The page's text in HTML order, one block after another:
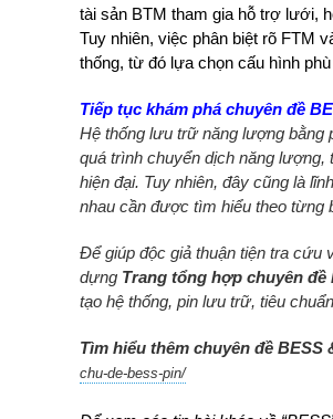
tài sản BTM tham gia hỗ trợ lưới,
Tuy nhiên, việc phân biệt rõ FTM
thống, từ đó lựa chọn cấu hình
Tiếp tục khám phá chuyên đề
Hệ thống lưu trữ năng lượng bằng
quá trình chuyển dịch năng
hiện đại. Tuy nhiên, đây cũng là
nhau cần được tìm hiểu theo từng
Để giúp độc giả thuận tiện tra cứu
dựng Trang tổng hợp chuyên đề
tạo hệ thống, pin lưu trữ, tiêu
Tìm hiểu thêm chuyên đề BESS
chu-de-bess-pin/